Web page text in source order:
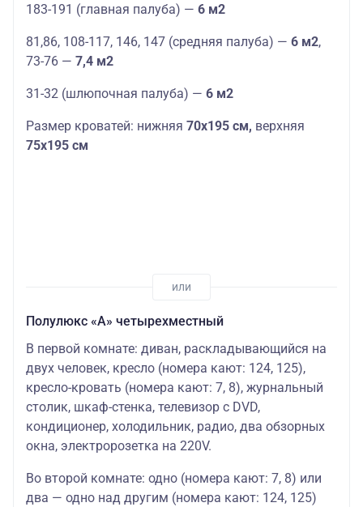
183-191 (главная палуба) — 6 м2
81,86, 108-117, 146, 147 (средняя палуба) — 6 м2,
73-76 — 7,4 м2
31-32 (шлюпочная палуба) — 6 м2
Размер кроватей: нижняя 70х195 см, верхняя
75х195 см
Полулюкс «А» четырехместный
В первой комнате: диван, раскладывающийся на
двух человек, кресло (номера кают: 124, 125),
кресло-кровать (номера кают: 7, 8), журнальный
столик, шкаф-стенка, телевизор с DVD,
кондиционер, холодильник, радио, два обзорных
окна, электророзетка на 220V.
Во второй комнате: одно (номера кают: 7, 8) или
два — одно над другим (номера кают: 124, 125)